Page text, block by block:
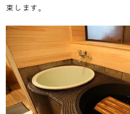
束します。